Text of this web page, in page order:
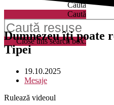
Caută
Caută
Close this search box.
Dumnezeu îți poate
Tipei
19.10.2025
Mesaje
Rulează videoul